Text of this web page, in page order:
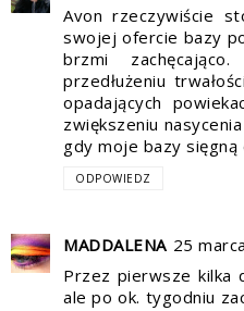
Avon rzeczywiście
swojej ofercie bazy
brzmi
przedłużeniu
opadających
zwiększeniu
gdy moje bazy sięgną
ODPOWIEDZ
MADDALENA 25
Przez pierwsze kilka
ale po ok. tygodniu